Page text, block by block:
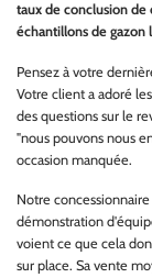
taux de conclusion de
échantillons de gazon
Pensez à votre
Votre client a adoré
des questions sur le
"nous pouvons nous
occasion manquée.
Notre
démonstration
voient ce que cela
sur place. Sa vente